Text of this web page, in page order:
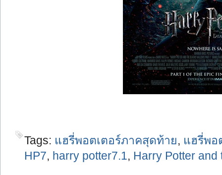
Tags: แฮรี่พอตเตอร์ภาคสุดท้าย, แฮรี่พอ
HP7, harry potter7.1, Harry Potter and